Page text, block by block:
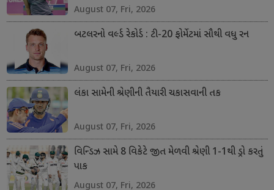
August 07, Fri, 2026
બટલરનો વર્લ્ડ રેકોર્ડ : ટી-20 ફોર્મેટમાં સૌથી વધુ રન
August 07, Fri, 2026
લંકા સામેની શ્રેણીની તૈયારી ચકાસવાની તક
August 07, Fri, 2026
વિન્ડિઝ સામે 8 વિકેટે જીત મેળવી શ્રેણી 1-1થી ડ્રો કરતું
પાક
August 07, Fri, 2026